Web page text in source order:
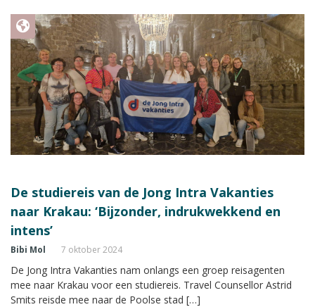
De studiereis van de Jong Intra Vakanties
naar Krakau: ‘Bijzonder, indrukwekkend en
intens’
Bibi Mol 7 oktober 2024
De Jong Intra Vakanties nam onlangs een groep reisagenten
mee naar Krakau voor een studiereis. Travel Counsellor Astrid
Smits reisde mee naar de Poolse stad […]